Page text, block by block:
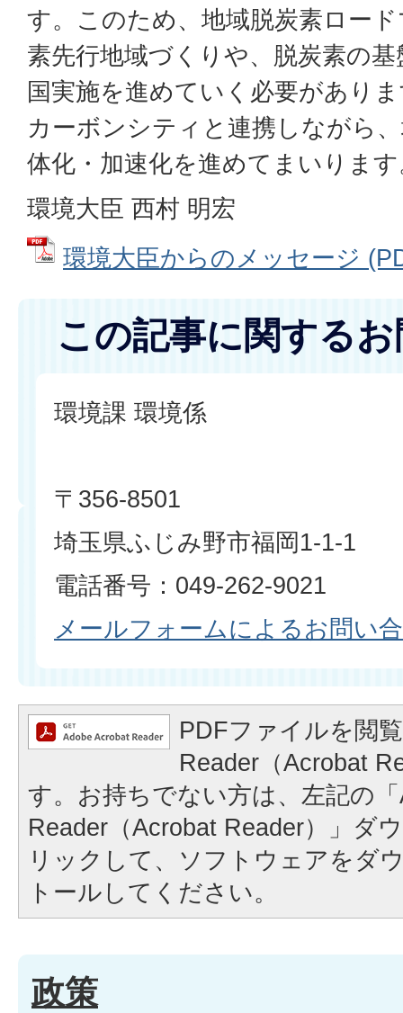
す。このため、地域脱炭素ロー
素先行地域づくりや、脱炭素の
国実施を進めていく必要があり
カーボンシティと連携しながら
体化・加速化を進めてまいりま
環境大臣 西村 明宏
環境大臣からのメッセージ
この記事に関する
環境課 環境係
〒356-8501
埼玉県ふじみ野市福岡1-1-1
電話番号：049-262-9021
メールフォームによるお問い
PDFファイルを閲
Reader（Acrobat
す。お持ちでない方は、左記の
Reader（Acrobat Reader）」ダ
リックして、ソフトウェアをダ
トールしてください。
政策